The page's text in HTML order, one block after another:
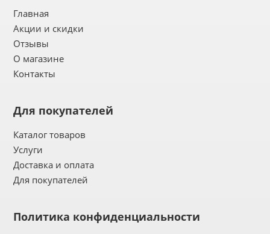
Главная
Акции и скидки
Отзывы
О магазине
Контакты
Для покупателей
Каталог товаров
Услуги
Доставка и оплата
Для покупателей
Политика конфиденциальности